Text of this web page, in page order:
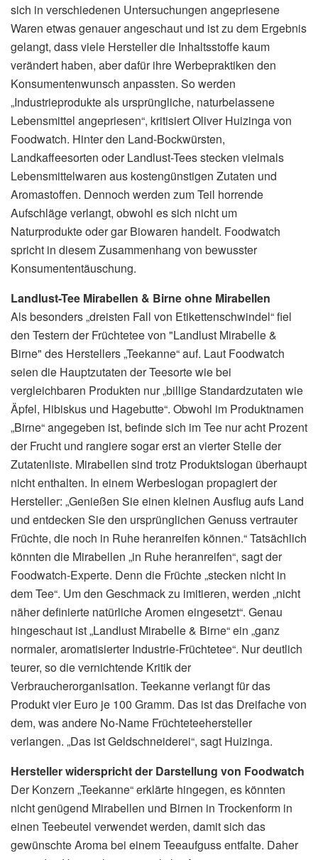
sich in verschiedenen Untersuchungen angepriesene
Waren etwas genauer angeschaut und ist zu dem Ergebnis
gelangt, dass viele Hersteller die Inhaltsstoffe kaum
verändert haben, aber dafür ihre Werbepraktiken den
Konsumentenwunsch anpassten. So werden
„Industrieprodukte als ursprüngliche, naturbelassene
Lebensmittel angepriesen“, kritisiert Oliver Huizinga von
Foodwatch. Hinter den Land-Bockwürsten,
Landkaffeesorten oder Landlust-Tees stecken vielmals
Lebensmittelwaren aus kostengünstigen Zutaten und
Aromastoffen. Dennoch werden zum Teil horrende
Aufschläge verlangt, obwohl es sich nicht um
Naturprodukte oder gar Biowaren handelt. Foodwatch
spricht in diesem Zusammenhang von bewusster
Konsumententäuschung.
Landlust-Tee Mirabellen & Birne ohne Mirabellen
Als besonders „dreisten Fall von Etikettenschwindel“ fiel
den Testern der Früchtetee von "Landlust Mirabelle &
Birne" des Herstellers „Teekanne“ auf. Laut Foodwatch
seien die Hauptzutaten der Teesorte wie bei
vergleichbaren Produkten nur „billige Standardzutaten wie
Äpfel, Hibiskus und Hagebutte“. Obwohl im Produktnamen
„Birne“ angegeben ist, befinde sich im Tee nur acht Prozent
der Frucht und rangiere sogar erst an vierter Stelle der
Zutatenliste. Mirabellen sind trotz Produktslogan überhaupt
nicht enthalten. In einem Werbeslogan propagiert der
Hersteller: „Genießen Sie einen kleinen Ausflug aufs Land
und entdecken Sie den ursprünglichen Genuss vertrauter
Früchte, die noch in Ruhe heranreifen können.“ Tatsächlich
könnten die Mirabellen „in Ruhe heranreifen“, sagt der
Foodwatch-Experte. Denn die Früchte „stecken nicht in
dem Tee“. Um den Geschmack zu imitieren, werden „nicht
näher definierte natürliche Aromen eingesetzt“. Genau
hingeschaut ist „Landlust Mirabelle & Birne“ ein „ganz
normaler, aromatisierter Industrie-Früchtetee“. Nur deutlich
teurer, so die vernichtende Kritik der
Verbraucherorganisation. Teekanne verlangt für das
Produkt vier Euro je 100 Gramm. Das ist das Dreifache von
dem, was andere No-Name Früchteteehersteller
verlangen. „Das ist Geldschneiderei“, sagt Huizinga.
Hersteller widerspricht der Darstellung von Foodwatch
Der Konzern „Teekanne“ erklärte hingegen, es könnten
nicht genügend Mirabellen und Birnen in Trockenform in
einen Teebeutel verwendet werden, damit sich das
gewünschte Aroma bei einem Teeaufguss entfalte. Daher